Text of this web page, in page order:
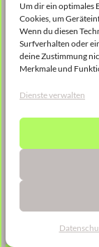
Um dir ein optimales
Cookies, um
Wenn du diesen
Surfverhalten oder
deine Zustimmung
Merkmale und
Dienste verwalten